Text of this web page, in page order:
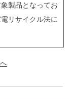
製品となってお
リサイクル法に